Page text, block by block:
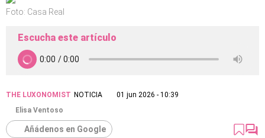
Foto: Casa Real
Escucha este artículo
THE LUXONOMIST NOTICIA
01 jun 2026 - 10:39
Elisa Ventoso
Añádenos en Google